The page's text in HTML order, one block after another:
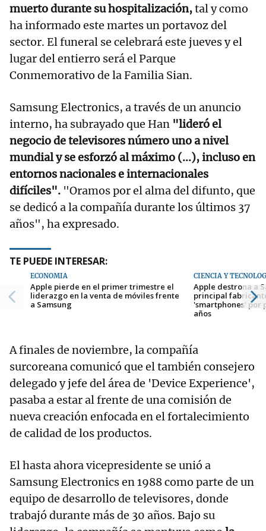
muerto durante su hospitalización,tal y como
ha informado este martes un portavoz del
sector. El funeral se celebrará este jueves y el
lugar del entierro será el Parque
Conmemorativo de la Familia Sian.
Samsung Electronics, a través de un anuncio
interno, ha subrayado que Han "lideró el
negocio de televisores número uno a nivel
mundial y se esforzó al máximo (...), incluso en
entornos nacionales e internacionales
difíciles". "Oramos por el alma del difunto, que
se dedicó a la compañía durante los últimos 37
años", ha expresado.
TE PUEDE INTERESAR:
ECONOMÍA
Apple pierde en el primer trimestre el
liderazgo en la venta de móviles frente
a Samsung
CIENCIA Y
Apple destrona a
principal
'smartphones' por
años
A finales de noviembre, la compañía
surcoreana comunicó que el también consejero
delegado y jefe del área de 'Device Experience',
pasaba a estar al frente de una comisión de
nueva creación enfocada en el fortalecimiento
de calidad de los productos.
El hasta ahora vicepresidente se unió a
Samsung Electronics en 1988 como parte de un
equipo de desarrollo de televisores, donde
trabajó durante más de 30 años. Bajo su